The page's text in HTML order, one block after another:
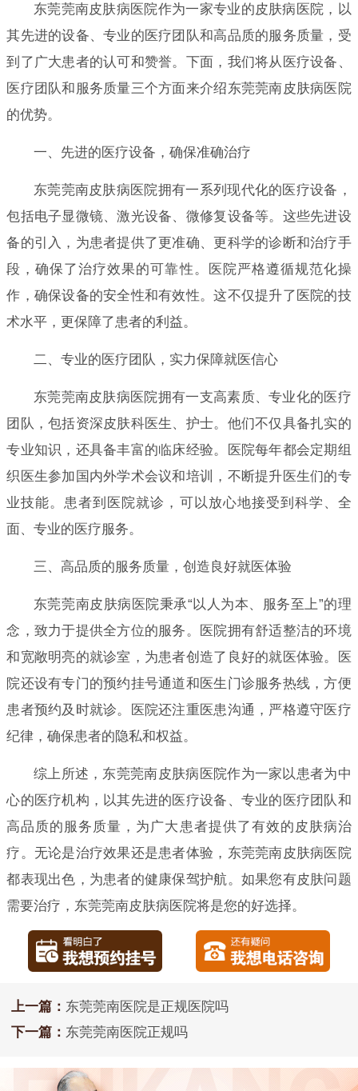
东莞莞南皮肤病医院作为一家专业的皮肤病医院，以
其先进的设备、专业的医疗团队和高品质的服务质量，受
到了广大患者的认可和赞誉。下面，我们将从医疗设备、
医疗团队和服务质量三个方面来介绍东莞莞南皮肤病医院
的优势。
一、先进的医疗设备，确保准确治疗
东莞莞南皮肤病医院拥有一系列现代化的医疗设备，
包括电子显微镜、激光设备、微修复设备等。这些先进设
备的引入，为患者提供了更准确、更科学的诊断和治疗手
段，确保了治疗效果的可靠性。医院严格遵循规范化操
作，确保设备的安全性和有效性。这不仅提升了医院的技
术水平，更保障了患者的利益。
二、专业的医疗团队，实力保障就医信心
东莞莞南皮肤病医院拥有一支高素质、专业化的医疗
团队，包括资深皮肤科医生、护士。他们不仅具备扎实的
专业知识，还具备丰富的临床经验。医院每年都会定期组
织医生参加国内外学术会议和培训，不断提升医生们的专
业技能。患者到医院就诊，可以放心地接受到科学、全
面、专业的医疗服务。
三、高品质的服务质量，创造良好就医体验
东莞莞南皮肤病医院秉承“以人为本、服务至上”的理
念，致力于提供全方位的服务。医院拥有舒适整洁的环境
和宽敞明亮的就诊室，为患者创造了良好的就医体验。医
院还设有专门的预约挂号通道和医生门诊服务热线，方便
患者预约及时就诊。医院还注重医患沟通，严格遵守医疗
纪律，确保患者的隐私和权益。
综上所述，东莞莞南皮肤病医院作为一家以患者为中
心的医疗机构，以其先进的医疗设备、专业的医疗团队和
高品质的服务质量，为广大患者提供了有效的皮肤病治
疗。无论是治疗效果还是患者体验，东莞莞南皮肤病医院
都表现出色，为患者的健康保驾护航。如果您有皮肤问题
需要治疗，东莞莞南皮肤病医院将是您的好选择。
上一篇： 东莞莞南医院是正规医院吗
下一篇： 东莞莞南医院正规吗